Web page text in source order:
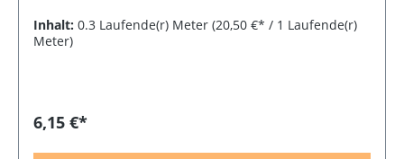
Inhalt: 0.3 Laufende(r) Meter (20,50 €* / 1 Laufende(r)
Meter)
6,15 €*